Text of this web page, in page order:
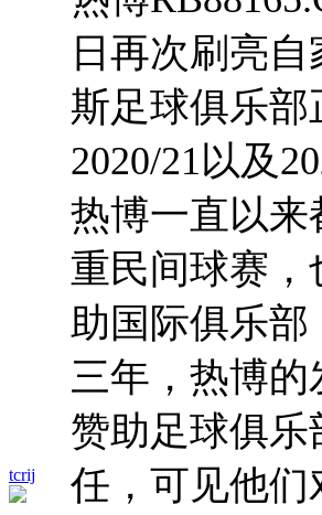
tcrij
日再次刷亮
斯足球俱乐部
2020/21以及
热博一直以
重民间球赛
助国际俱乐
三年，热博
赞助足球俱
任，可见他